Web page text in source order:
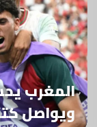
المغرب
ويواصل